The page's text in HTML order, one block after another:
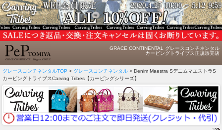
GRACE CONTINENTAL グレースコンチネンタル
カービングトライブス正規販売店
グレースコンチネンタルTOP > グレースコンチネンタル > Denim Maestra SデニムマエストラS
カービングトライブスCarving Tribes【カービングシリーズ】